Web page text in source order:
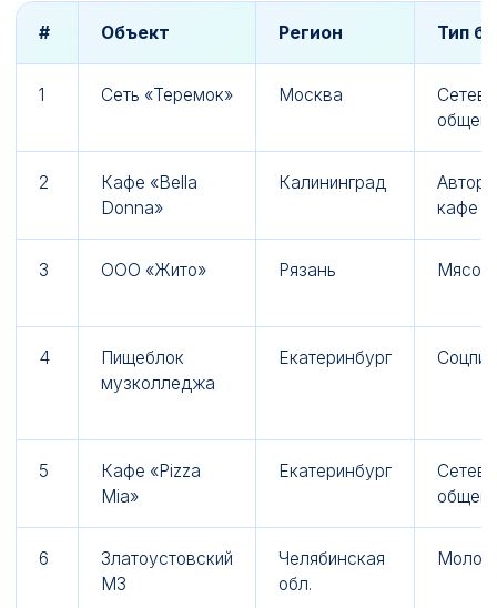
# Объект Регион Тип
1 Сеть «Теремок» Москва
2
Кафе «Bella
Donna»
Калининград
кафе
3 ООО «Жито» Рязань Мясо/
4
Пищеблок
музколледжа
Екатеринбург
5
Кафе «Pizza
Mia»
Екатеринбург
6
Златоустовский
МЗ
Челябинская
обл.